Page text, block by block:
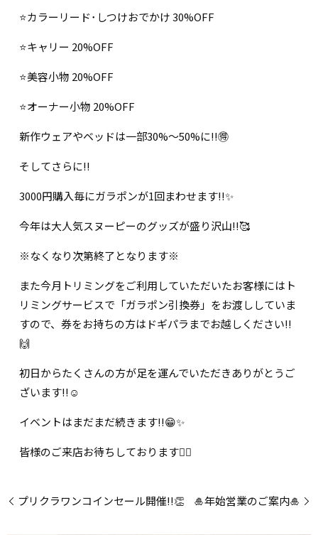
⭐️カラーリード･しつけおでかけ 30%OFF
⭐️キャリー 20%OFF
⭐️美容小物 20%OFF
⭐️オーナー小物 20%OFF
新作ウェアやベッドは一部30%〜50%に!!🉐
そしてさらに!!
3000円購入毎にガラポンが1回まわせます!!✨
今年は大人気スヌーピーのグッズが盛り沢山!!🥰
※なくなり次第終了となります※
また今月トリミングをご利用していただいたお客様にはト
リミングサービスで「ガラポン引換券」をお渡ししていま
すので、券をお持ちの方はドギパラまでお越しください!!
🙌
初日からたくさんの方が足を運んでいただきありがとうご
ざいます!!☺️
イベントはまだまだ続きます!!😁✨
皆様のご来店お待ちしております🙇‍♀️
プリクラワンコインセール開催!!👏 🎍年始営業のご案内🎍